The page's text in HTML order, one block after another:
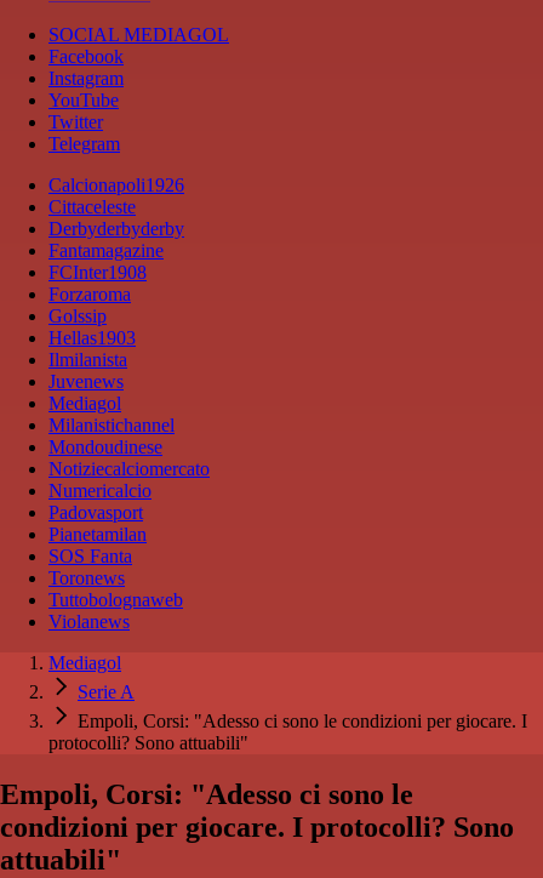
SOCIAL MEDIAGOL
Facebook
Instagram
YouTube
Twitter
Telegram
Calcionapoli1926
Cittaceleste
Derbyderbyderby
Fantamagazine
FCInter1908
Forzaroma
Golssip
Hellas1903
Ilmilanista
Juvenews
Mediagol
Milanistichannel
Mondoudinese
Notiziecalciomercato
Numericalcio
Padovasport
Pianetamilan
SOS Fanta
Toronews
Tuttobolognaweb
Violanews
Mediagol
Serie A
Empoli, Corsi: "Adesso ci sono le condizioni per giocare. I
protocolli? Sono attuabili"
Empoli, Corsi: "Adesso ci sono le
condizioni per giocare. I protocolli? Sono
attuabili"